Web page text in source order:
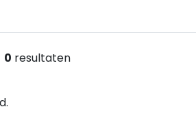
0 resultaten